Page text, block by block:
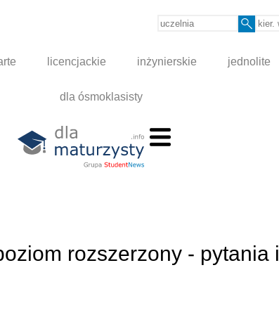
licencjackie inżynierskie jednolite
dla ósmoklasisty
rozszerzony - pytania i